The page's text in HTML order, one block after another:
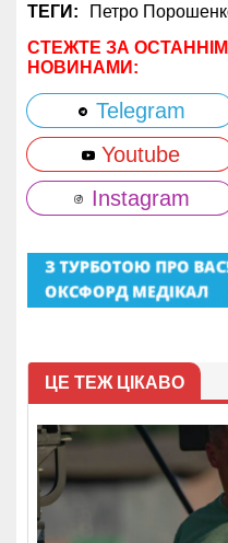
ТЕГИ:
Петро
СТЕЖТЕ ЗА
НОВИНАМИ:
Telegram
Youtube
Instagram
ЦЕ ТЕЖ ЦІКАВО